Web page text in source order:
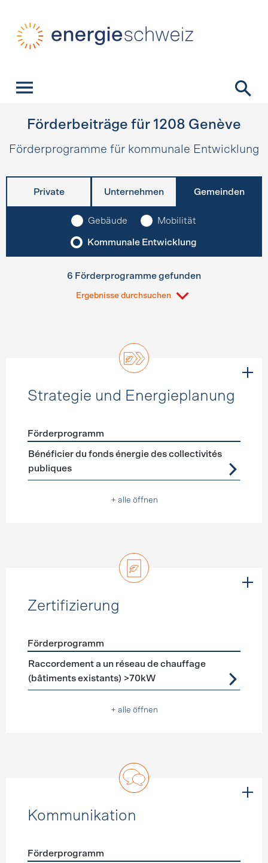
Förderbeiträge für 1208 Genève
Förderprogramme für kommunale Entwicklung
Private Unternehmen Gemeinden
Gebäude Mobilität
Kommunale Entwicklung
6 Förderprogramme gefunden
Ergebnisse durchsuchen
Strategie und Energieplanung
Förderprogramme Strategie und Energieplanung
Förderprogramm
Bénéficier du fonds énergie des collectivités
publiques
+ alle öffnen
Zertifizierung
Förderprogramme Zertifizierung
Förderprogramm
Raccordement a un réseau de chauffage
(bâtiments existants) >70kW
+ alle öffnen
Kommunikation
Förderprogramm